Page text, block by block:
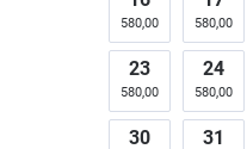
580,00 580,00
23
580,00
24
580,00
30 31